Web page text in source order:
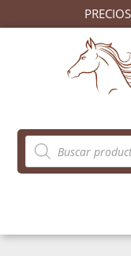
Búsqueda
de
productos